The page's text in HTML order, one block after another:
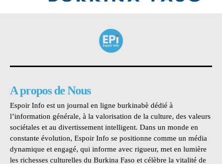
A propos de Nous
Espoir Info est un journal en ligne burkinabè dédié à
l’information générale, à la valorisation de la culture, des valeurs
sociétales et au divertissement intelligent. Dans un monde en
constante évolution, Espoir Info se positionne comme un média
dynamique et engagé, qui informe avec rigueur, met en lumière
les richesses culturelles du Burkina Faso et célèbre la vitalité de